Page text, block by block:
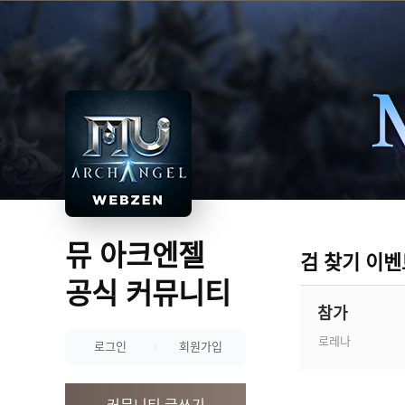
뮤 아크엔젤
공식 커뮤니티
로그인 회원가입
검 찾기 이
참가
로레나